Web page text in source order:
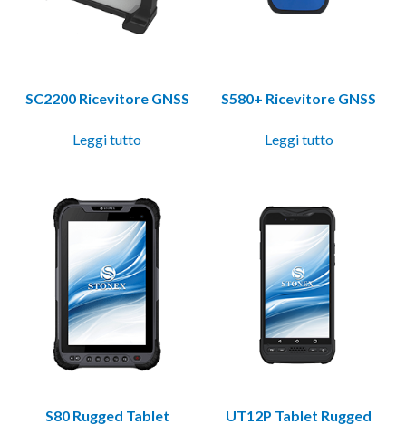
SC2200 Ricevitore GNSS
Leggi tutto
S580+ Ricevitore GNSS
Leggi tutto
S80 Rugged Tablet UT12P Tablet Rugged